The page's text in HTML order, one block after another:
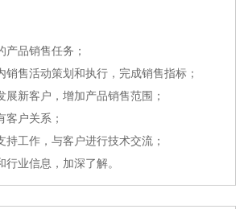
产品销售任务；
销售活动策划和执行，完成销售指标；
展新客户，增加产品销售范围；
客户关系；
持工作，与客户进行技术交流；
业信息，加深了解。